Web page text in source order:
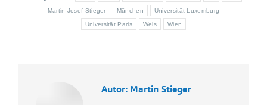
Martin Josef Stieger München Universität Luxemburg
Universität Paris Wels Wien
Autor: Martin Stieger